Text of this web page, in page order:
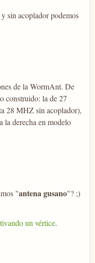
sin acoplador podemos
de la WormAnt. De
construido: la de 27
28 MHZ sin acoplador),
la derecha en modelo
"antena gusano"? ;)
un vértice.